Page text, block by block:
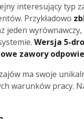
interesujący typ
Przykładowo
jeden
Wersja 5-
zawory
ma swoje
warunków pracy.